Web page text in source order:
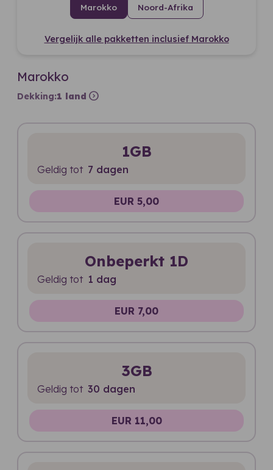
Marokko Noord-Afrika
Vergelijk alle pakketten inclusief Marokko
Marokko
Dekking:1 land expand_circle_right
1GB
Geldig tot 7 dagen
EUR 5,00
Onbeperkt 1D
Geldig tot 1 dag
EUR 7,00
3GB
Geldig tot 30 dagen
EUR 11,00